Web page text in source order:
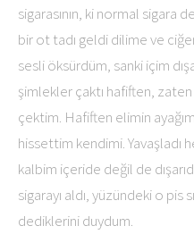
sigarasının, ki normal sigara
bir ot tadı geldi dilime ve
sesli öksürdüm, sanki içim
şimlekler çaktı hafiften,
çektim. Hafiften elimin
hissettim kendimi. Yavaşladı
kalbim içeride değil de
sigarayı aldı, yüzündeki o pis
dediklerini duydum.